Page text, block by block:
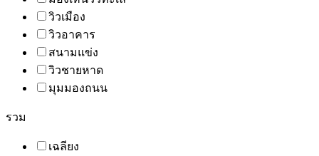
วิวเมือง
วิวอาคาร
สนามแข่ง
วิวชายหาด
มุมมองถนน
รวม
เฉลียง